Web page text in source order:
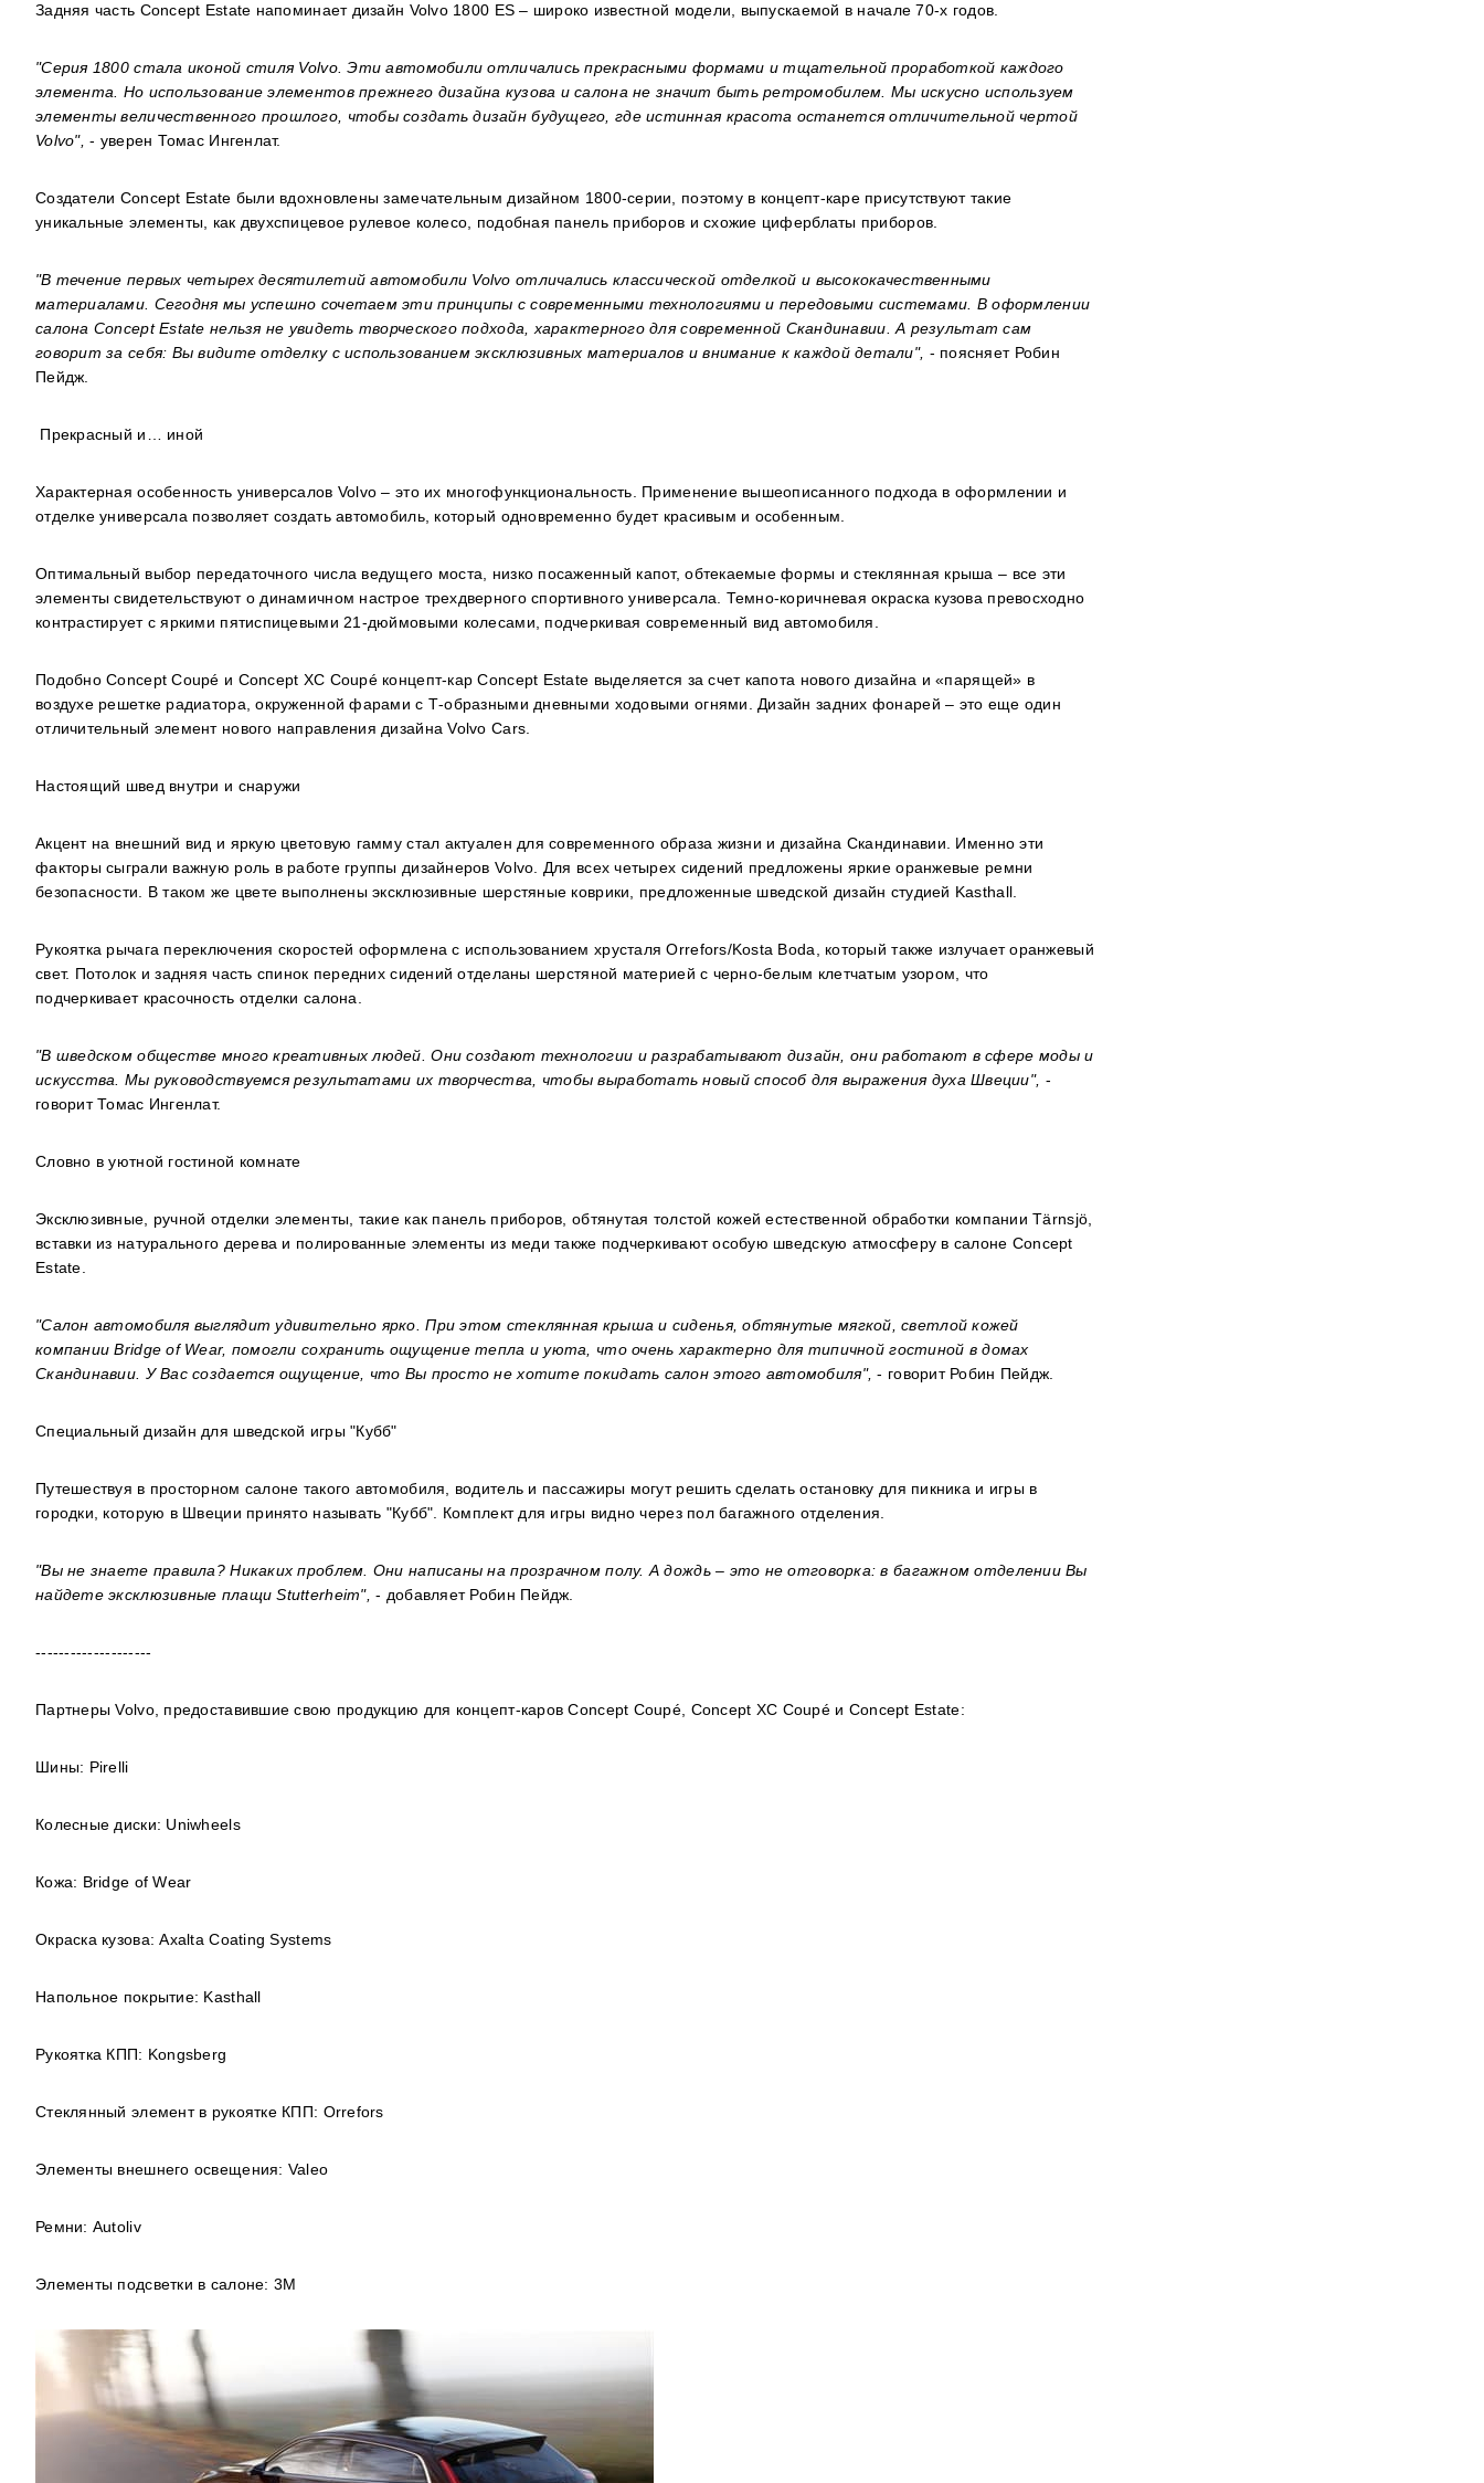
Задняя часть Concept Estate напоминает дизайн Volvo 1800 ES – широко известной модели, выпускаемой в начале 70-х годов.
"Серия 1800 стала иконой стиля Volvo. Эти автомобили отличались прекрасными формами и тщательной проработкой каждого
элемента. Но использование элементов прежнего дизайна кузова и салона не значит быть ретромобилем. Мы искусно используем
элементы величественного прошлого, чтобы создать дизайн будущего, где истинная красота останется отличительной чертой
Volvo", - уверен Томас Ингенлат.
Создатели Concept Estate были вдохновлены замечательным дизайном 1800-серии, поэтому в концепт-каре присутствуют такие
уникальные элементы, как двухспицевое рулевое колесо, подобная панель приборов и схожие циферблаты приборов.
"В течение первых четырех десятилетий автомобили Volvo отличались классической отделкой и высококачественными
материалами. Сегодня мы успешно сочетаем эти принципы с современными технологиями и передовыми системами. В оформлении
салона Concept Estate нельзя не увидеть творческого подхода, характерного для современной Скандинавии. А результат сам
говорит за себя: Вы видите отделку с использованием эксклюзивных материалов и внимание к каждой детали", - поясняет Робин
Пейдж.
Прекрасный и… иной
Характерная особенность универсалов Volvo – это их многофункциональность. Применение вышеописанного подхода в оформлении и
отделке универсала позволяет создать автомобиль, который одновременно будет красивым и особенным.
Оптимальный выбор передаточного числа ведущего моста, низко посаженный капот, обтекаемые формы и стеклянная крыша – все эти
элементы свидетельствуют о динамичном настрое трехдверного спортивного универсала. Темно-коричневая окраска кузова превосходно
контрастирует с яркими пятиспицевыми 21-дюймовыми колесами, подчеркивая современный вид автомобиля.
Подобно Concept Coupé и Concept XC Coupé концепт-кар Concept Estate выделяется за счет капота нового дизайна и «парящей» в
воздухе решетке радиатора, окруженной фарами с Т-образными дневными ходовыми огнями. Дизайн задних фонарей – это еще один
отличительный элемент нового направления дизайна Volvo Cars.
Настоящий швед внутри и снаружи
Акцент на внешний вид и яркую цветовую гамму стал актуален для современного образа жизни и дизайна Скандинавии. Именно эти
факторы сыграли важную роль в работе группы дизайнеров Volvo. Для всех четырех сидений предложены яркие оранжевые ремни
безопасности. В таком же цвете выполнены эксклюзивные шерстяные коврики, предложенные шведской дизайн студией Kasthall.
Рукоятка рычага переключения скоростей оформлена с использованием хрусталя Orrefors/Kosta Boda, который также излучает оранжевый
свет. Потолок и задняя часть спинок передних сидений отделаны шерстяной материей с черно-белым клетчатым узором, что
подчеркивает красочность отделки салона.
"В шведском обществе много креативных людей. Они создают технологии и разрабатывают дизайн, они работают в сфере моды и
искусства. Мы руководствуемся результатами их творчества, чтобы выработать новый способ для выражения духа Швеции", -
говоритТомас Ингенлат.
Словно в уютной гостиной комнате
Эксклюзивные, ручной отделки элементы, такие как панель приборов, обтянутая толстой кожей естественной обработки компании Tärnsjö,
вставки из натурального дерева и полированные элементы из меди также подчеркивают особую шведскую атмосферу в салоне Concept
Estate.
"Салон автомобиля выглядит удивительно ярко. При этом стеклянная крыша и сиденья, обтянутые мягкой, светлой кожей
компанииBridge of Wear, помогли сохранить ощущение тепла и уюта, что очень характерно для типичной гостиной в домах
Скандинавии. У Вас создается ощущение, что Вы просто не хотите покидать салон этого автомобиля", - говорит Робин Пейдж.
Специальный дизайн для шведской игры "Кубб"
Путешествуя в просторном салоне такого автомобиля, водитель и пассажиры могут решить сделать остановку для пикника и игры в
городки, которую в Швеции принято называть "Кубб". Комплект для игры видно через пол багажного отделения.
"Вы не знаете правила? Никаких проблем. Они написаны на прозрачном полу. А дождь – это не отговорка: в багажном отделении Вы
найдете эксклюзивные плащиStutterheim", - добавляет Робин Пейдж.
--------------------
ПартнерыVolvo, предоставившие свою продукцию для концепт-каровConcept Coupé, Concept XC Coupé и Concept Estate:
Шины: Pirelli
Колесные диски: Uniwheels
Кожа: Bridge of Wear
Окраска кузова:Axalta Coating Systems
Напольное покрытие: Kasthall
Рукоятка КПП: Kongsberg
Стеклянный элемент в рукоятке КПП: Orrefors
Элементы внешнего освещения: Valeo
Ремни: Autoliv
Элементы подсветки в салоне: 3M